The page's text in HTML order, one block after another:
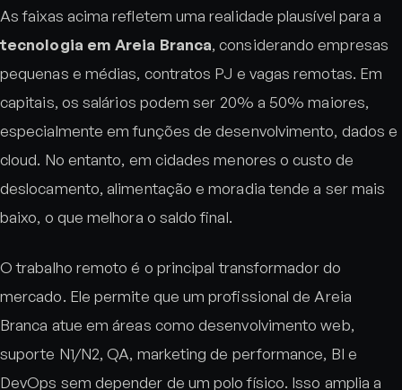
As faixas acima refletem uma realidade plausível para a
tecnologia em Areia Branca, considerando empresas
pequenas e médias, contratos PJ e vagas remotas. Em
capitais, os salários podem ser 20% a 50% maiores,
especialmente em funções de desenvolvimento, dados e
cloud. No entanto, em cidades menores o custo de
deslocamento, alimentação e moradia tende a ser mais
baixo, o que melhora o saldo final.
O trabalho remoto é o principal transformador do
mercado. Ele permite que um profissional de Areia
Branca atue em áreas como desenvolvimento web,
suporte N1/N2, QA, marketing de performance, BI e
DevOps sem depender de um polo físico. Isso amplia a